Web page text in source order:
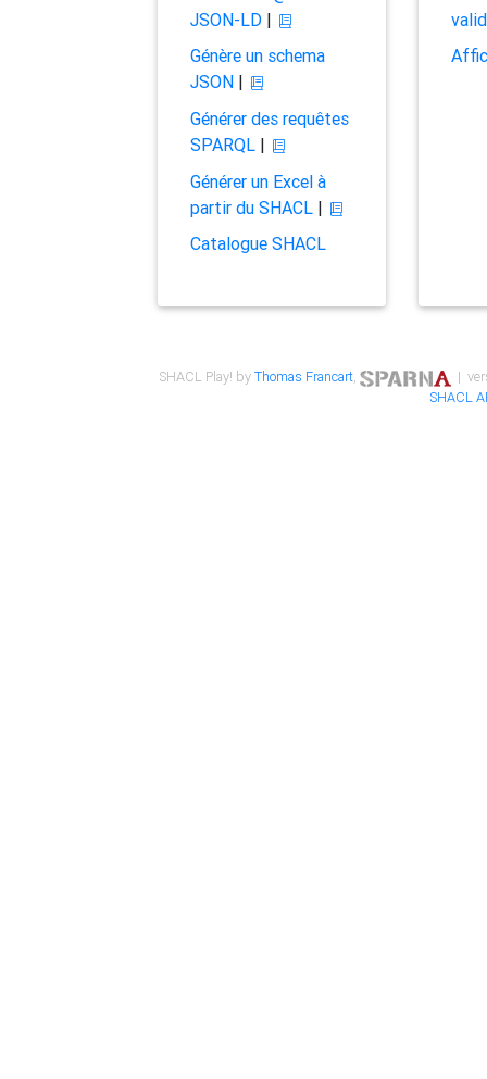
JSON-LD|
Génère un schema
JSON|
Générer des requêtes
SPARQL|
Générer un Excel à
partir du SHACL|
Catalogue SHACL
SHACL Play! byThomas Francart,
|
SHACL